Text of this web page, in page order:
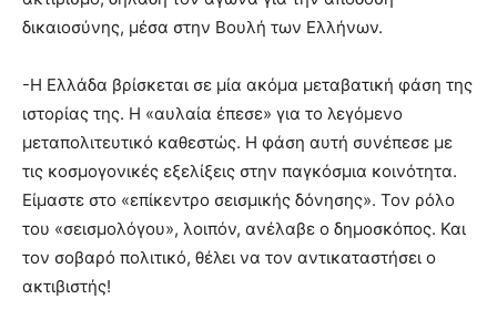
δικαιοσύνης, μέσα στην Βουλή των Ελλήνων.
-Η Ελλάδα βρίσκεται σε μία ακόμα μεταβατική φάση της
ιστορίας της. Η «αυλαία έπεσε» για το λεγόμενο
μεταπολιτευτικό καθεστώς. Η φάση αυτή συνέπεσε με
τις κοσμογονικές εξελίξεις στην παγκόσμια κοινότητα.
Είμαστε στο «επίκεντρο σεισμικής δόνησης». Τον ρόλο
του «σεισμολόγου», λοιπόν, ανέλαβε ο δημοσκόπος. Και
τον σοβαρό πολιτικό, θέλει να τον αντικαταστήσει ο
ακτιβιστής!